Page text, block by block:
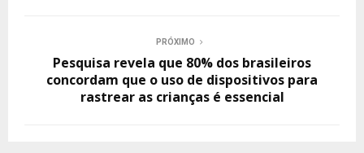
PRÓXIMO
Pesquisa revela que 80% dos brasileiros
concordam que o uso de dispositivos para
rastrear as crianças é essencial